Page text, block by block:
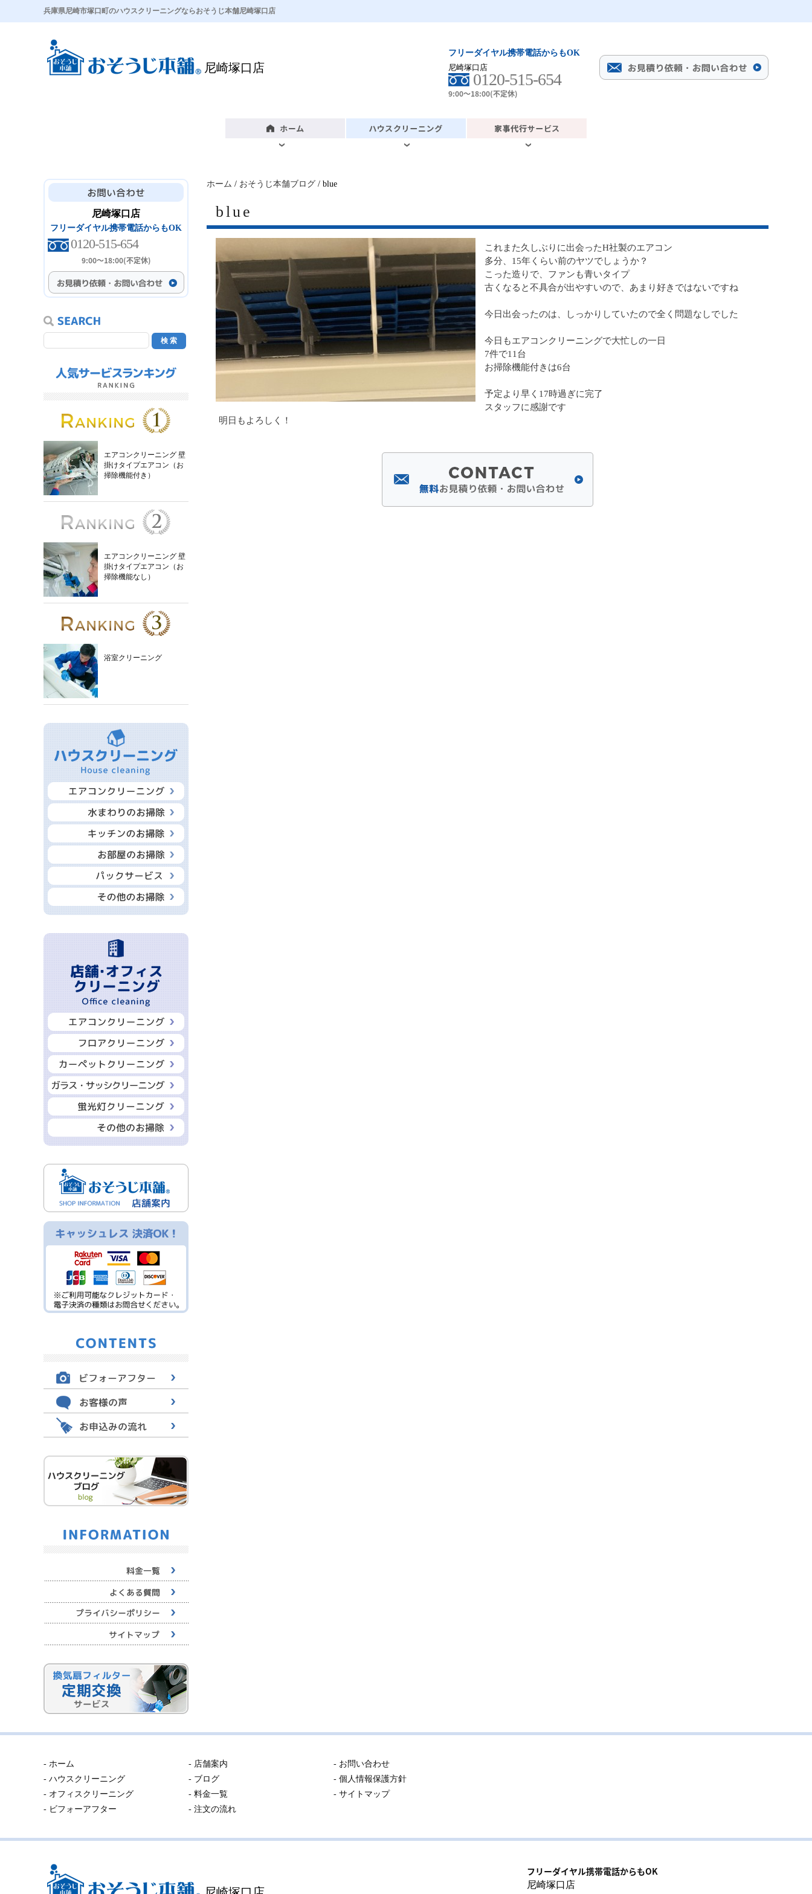
兵庫県尼崎市塚口町のハウスクリーニングならおそうじ本舗尼崎塚口店
尼崎塚口店
フリーダイヤル携帯電話からもOK
尼崎塚口店
0120-515-654
9:00～18:00(不定休)
ホーム / おそうじ本舗ブログ / blue
blue
これまた久しぶりに出会ったH社製のエアコン
多分、15年くらい前のヤツでしょうか？
こった造りで、ファンも青いタイプ
古くなると不具合が出やすいので、あまり好きではないですね
今日出会ったのは、しっかりしていたので全く問題なしでした
今日もエアコンクリーニングで大忙しの一日
7件で11台
お掃除機能付きは6台
予定より早く17時過ぎに完了
スタッフに感謝です
明日もよろしく！
尼崎塚口店
フリーダイヤル携帯電話からもOK
0120-515-654
9:00～18:00(不定休)
エアコンクリーニング 壁
掛けタイプエアコン（お
掃除機能付き）
エアコンクリーニング 壁
掛けタイプエアコン（お
掃除機能なし）
浴室クリーニング
- ホーム
- ハウスクリーニング
- オフィスクリーニング
- ビフォーアフター
- 店舗案内
- ブログ
- 料金一覧
- 注文の流れ
- お問い合わせ
- 個人情報保護方針
- サイトマップ
フリーダイヤル携帯電話からもOK
尼崎塚口店